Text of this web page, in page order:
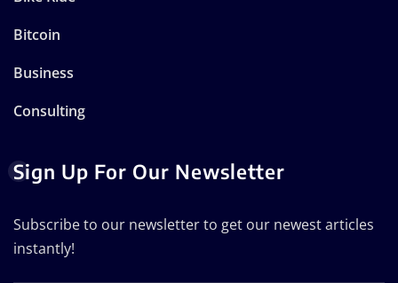
Bitcoin
Business
Consulting
Sign Up For Our Newsletter
Subscribe to our newsletter to get our newest articles
instantly!